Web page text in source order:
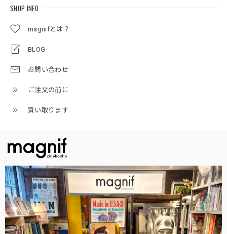
SHOP INFO
magnifとは？
BLOG
お問い合わせ
ご注文の前に
買い取ります